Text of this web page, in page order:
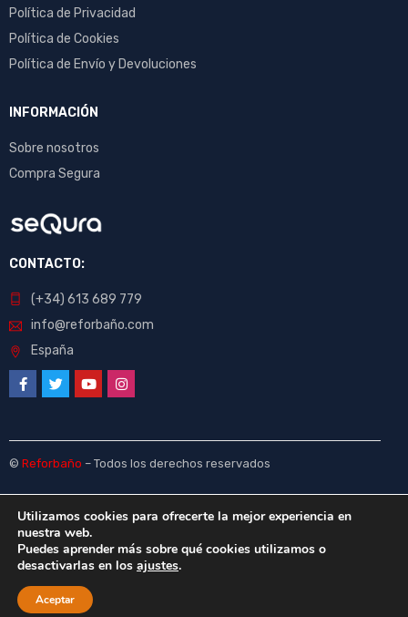
Política de Privacidad
Política de Cookies
Política de Envío y Devoluciones
INFORMACIÓN
Sobre nosotros
Compra Segura
CONTACTO:
(+34) 613 689 779
info@reforbaño.com
España
© Reforbaño – Todos los derechos reservados
Utilizamos cookies para ofrecerte la mejor experiencia en
nuestra web.
Puedes aprender más sobre qué cookies utilizamos o
desactivarlas en los ajustes.
Aceptar